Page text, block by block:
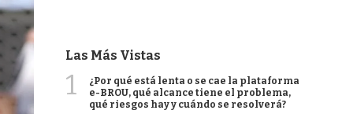
Las Más Vistas
1
¿Por qué está lenta o se cae la plataforma
e-BROU, qué alcance tiene el problema,
qué riesgos hay y cuándo se resolverá?